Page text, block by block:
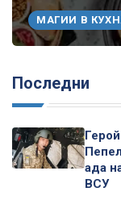
МАГИИ В
Последни
ада
ВСУ